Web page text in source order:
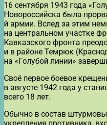
16 сентября 1943 года
Новороссийска была
й армии. Вслед за этим
на центральном участке
Кавказского фронта
и в районе Темрюк
на «Голубой линии»
Своё первое боевое
в августе 1942 года у
всего 18 лет.
Обычно в состав